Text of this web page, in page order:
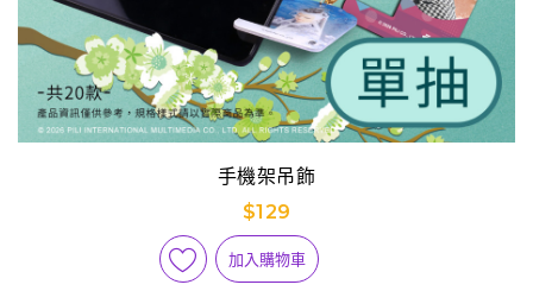
手機架吊飾
$129
加入購物車